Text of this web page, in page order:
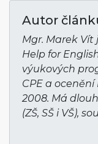
Autor
Mgr. Marek
Help for
výukových
CPE a
2008. Má
(ZŠ, SŠ i VŠ),